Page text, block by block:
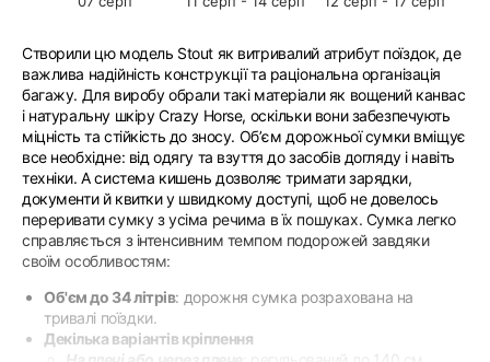
Створили цю модель Stout як витривалий атрибут поїздок, де
важлива надійність конструкції та раціональна організація
багажу. Для виробу обрали такі матеріали як вощений канвас
і натуральну шкіру Crazy Horse, оскільки вони забезпечують
міцність та стійкість до зносу. Обʼєм дорожньої сумки вміщує
все необхідне: від одягу та взуття до засобів догляду і навіть
техніки. А система кишень дозволяє тримати зарядки,
документи й квитки у швидкому доступі, щоб не довелось
переривати сумку з усіма речима в їх пошуках. Сумка легко
справляється з інтенсивним темпом подорожей завдяки
своїм особливостям:
Об'єм до 34 літрів: дорожня сумка розрахована на
тривалі поїздки.
Декілька варіантів кріплення